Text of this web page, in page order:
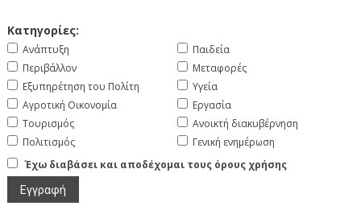
Κατηγορίες:
Ανάπτυξη
Περιβάλλον
Εξυπηρέτηση του Πολίτη
Αγροτική Οικονομία
Τουρισμός
Πολιτισμός
Παιδεία
Μεταφορές
Υγεία
Εργασία
Ανοικτή διακυβέρνηση
Γενική ενημέρωση
Έχω διαβάσει και αποδέχομαι τους όρους χρήσης